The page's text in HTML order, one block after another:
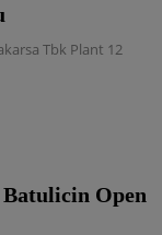
Tbk Plant 12
Open